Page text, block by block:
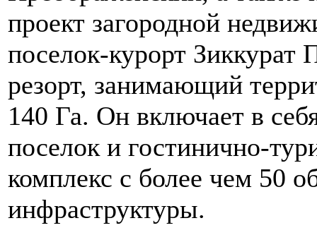
проект загородной
поселок-курорт Зиккурат
резорт, занимающий
140 Га. Он включает в
поселок и гостинично-
комплекс с более чем 50
инфраструктуры.